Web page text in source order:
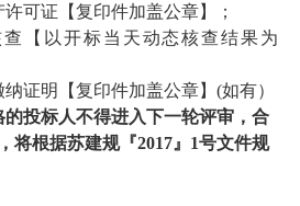
许可证【复印件加盖公章】；
【 以开标当天动态核查结果为
纳证明 【复印件加盖公章】 (如有）
投标人不得进入下一轮评审，合
将根据苏建规『2017』1号文件规